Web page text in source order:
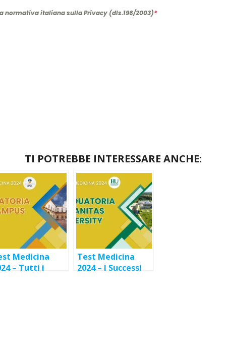
normativa italiana sulla Privacy (dls.196/2003)*
TI POTREBBE INTERESSARE ANCHE:
Medicina
– Tutti i
Test Medicina
2024 – I Successi